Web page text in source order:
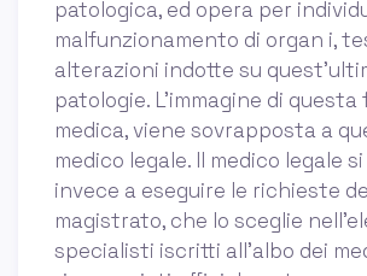
patologica, ed opera per
malfunzionamento di organ i,
alterazioni indotte su
patologie. L’immagine di questa
medica, viene sovrapposta a
medico legale. Il medico legale
invece a eseguire le richieste
magistrato, che lo sceglie
specialisti iscritti all’albo dei